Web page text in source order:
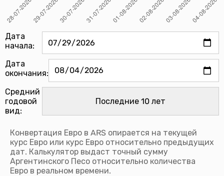
Дата
начала:
Дата
окончания:
Средний
годовой
вид:
Конвертация Евро в ARS опирается на текущей
курс Евро или курс Евро относительно предыдущих
дат. Калькулятор выдаст точный сумму
Аргентинского Песо относительно количества
Евро в реальном времени.